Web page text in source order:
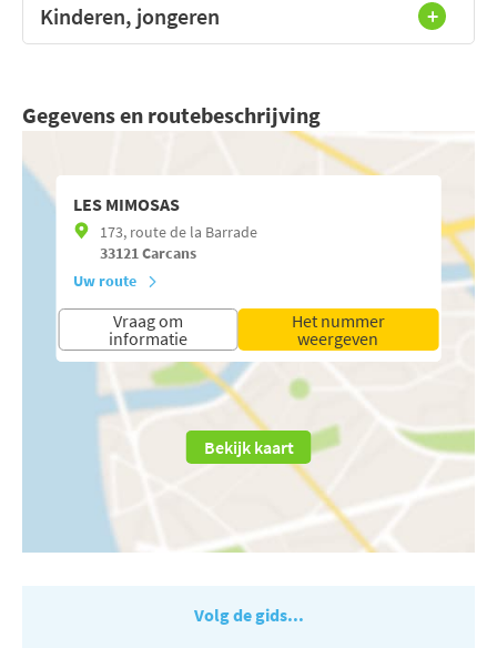
Kinderen, jongeren
Gegevens en routebeschrijving
LES MIMOSAS
173, route de la Barrade
33121Carcans
Uw route
Vraag om
informatie
Het nummer
weergeven
Bekijk kaart
Volg de gids...